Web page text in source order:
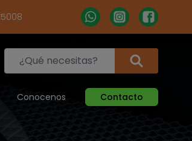
Conocenos Contacto